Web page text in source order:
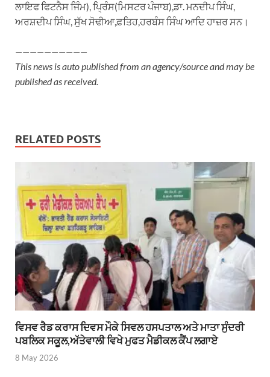
ਲਾਇਫ ਫਿਟਨੈਸ ਜਿੰਮ), ਪ੍ਰਿੰਸ(ਮਿਸਟਰ ਪੰਜਾਬ),ਡਾ. ਮਨਦੀਪ ਸਿੰਘ,
ਅਰਸ਼ਦੀਪ ਸਿੰਘ, ਸੁੱਖ ਸੋਢੀਆ,ਫ਼ਤਿਹ,ਹਰਬੰਸ ਸਿੰਘ ਆਦਿ ਹਾਜ਼ਰ ਸਨ।
——————————
This news is auto published from an agency/source and may be
published as received.
RELATED POSTS
ਵਿਸਵ ਰੈਡ ਕਰਾਸ ਦਿਵਸ ਮੌਕੇ ਸਿਵਲ ਹਸਪਤਾਲ ਅਤੇ ਮਾਤਾ ਸੁੰਦਰੀ
ਪਬਲਿਕ ਸਕੂਲ,ਅੱਤੇਵਾਲੀ ਵਿਖੇ ਮੁਫਤ ਮੈਡੀਕਲ ਕੈਂਪ ਲਗਾਏ
8 May 2026